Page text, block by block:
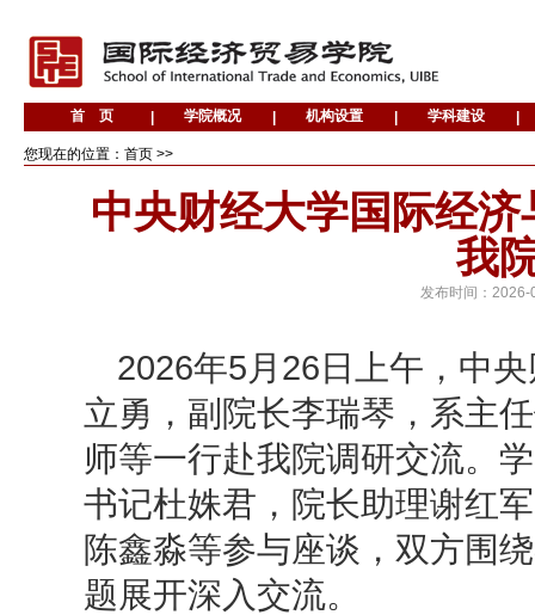
您现在的位置：首页 >>
中央财经大学国际经
我
发布时间： 2026-
2026年5月 26日上午，中
立勇，副院长李瑞琴，系主
师等一行赴我院调研交流。
书记杜姝君，院长助理谢红
陈鑫淼等参与座谈，双方围
题展开深入交流。